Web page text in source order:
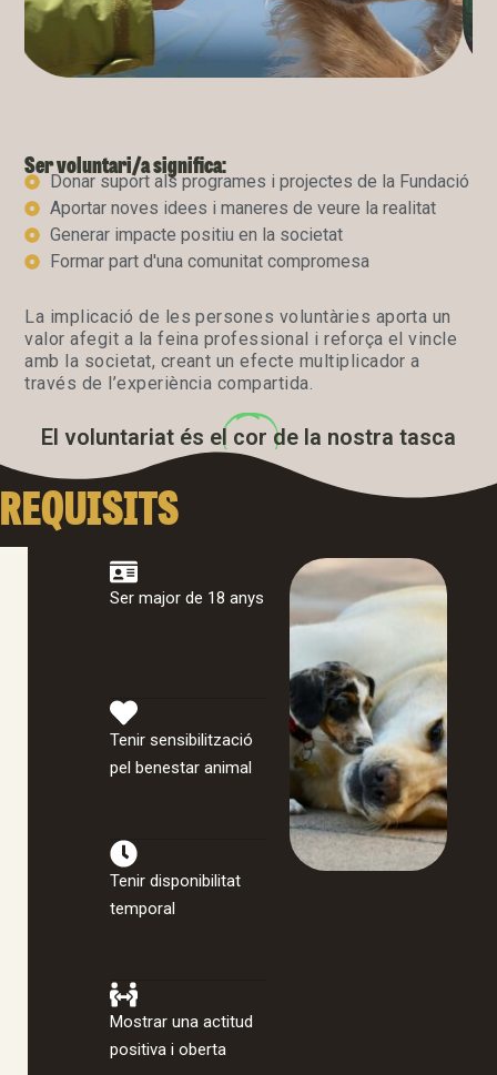
Ser voluntari/a significa:
Donar suport als programes i projectes de la Fundació
Aportar noves idees i maneres de veure la realitat
Generar impacte positiu en la societat
Formar part d'una comunitat compromesa
La implicació de les persones voluntàries aporta un
valor afegit a la feina professional i reforça el vincle
amb la societat, creant un efecte multiplicador a
través de l’experiència compartida.
El voluntariat és el cor de la nostra tasca
REQUISITS
Ser major de 18 anys
Tenir sensibilització
pel benestar animal
Tenir disponibilitat
temporal
Mostrar una actitud
positiva i oberta